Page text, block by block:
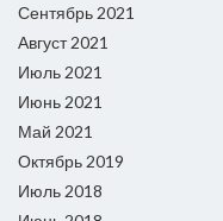
Сентябрь 2021
Август 2021
Июль 2021
Июнь 2021
Май 2021
Октябрь 2019
Июль 2018